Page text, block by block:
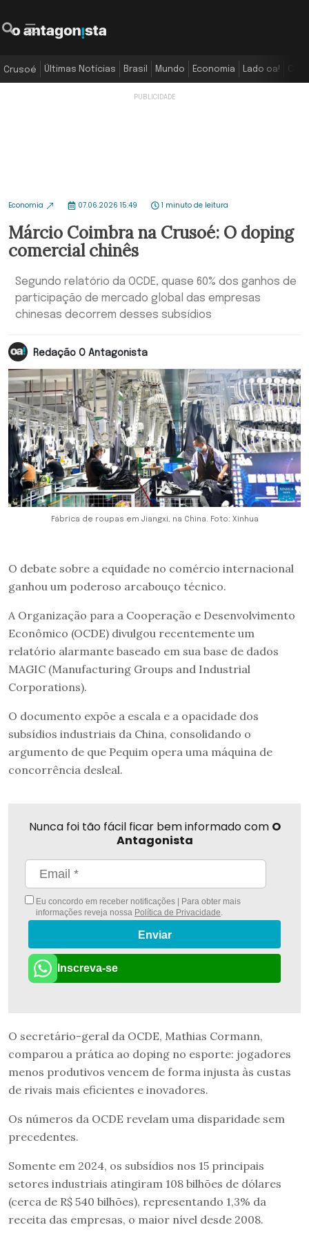
Crusoé Últimas Notícias Brasil Mundo Economia Lado oa!
Economia 07.06.2026 15:49 1 minuto de leitura
Márcio Coimbra na Crusoé: O doping
comercial chinês
Segundo relatório da OCDE, quase 60% dos ganhos de
participação de mercado global das empresas
chinesas decorrem desses subsídios
Redação O Antagonista
Fábrica de roupas em Jiangxi, na China. Foto: Xinhua
O debate sobre a equidade no comércio internacional
ganhou um poderoso arcabouço técnico.
A Organização para a Cooperação e Desenvolvimento
Econômico (OCDE) divulgou recentemente um
relatório alarmante baseado em sua base de dados
MAGIC (Manufacturing Groups and Industrial
Corporations).
O documento expõe a escala e a opacidade dos
subsídios industriais da China, consolidando o
argumento de que Pequim opera uma máquina de
concorrência desleal.
Nunca foi tão fácil ficar bem informado com O
Antagonista
Eu concordo em receber notificações | Para obter mais
informações reveja nossa Política de Privacidade.
Enviar
Inscreva-se
O secretário-geral da OCDE, Mathias Cormann,
comparou a prática ao doping no esporte: jogadores
menos produtivos vencem de forma injusta às custas
de rivais mais eficientes e inovadores.
Os números da OCDE revelam uma disparidade sem
precedentes.
Somente em 2024, os subsídios nos 15 principais
setores industriais atingiram 108 bilhões de dólares
(cerca de R$ 540 bilhões), representando 1,3% da
receita das empresas, o maior nível desde 2008.